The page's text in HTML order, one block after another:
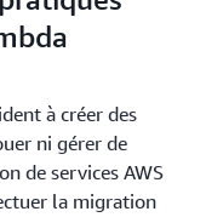
à créer des
ni gérer de
de services AWS
la migration